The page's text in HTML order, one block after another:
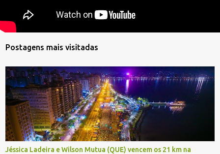
Postagens mais visitadas
Jéssica Ladeira e Wilson Mutua (QUE) vencem os 21 km na